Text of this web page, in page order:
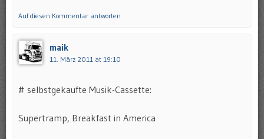
Auf diesen Kommentar antworten
maik
11. März 2011 at 19:10
# selbstgekaufte Musik-Cassette:
Supertramp, Breakfast in America